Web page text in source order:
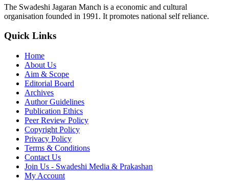
The Swadeshi Jagaran Manch is a economic and cultural
organisation founded in 1991. It promotes national self reliance.
Quick Links
Home
About Us
Aim & Scope
Editorial Board
Archives
Author Guidelines
Publication Ethics
Peer Review Policy
Copyright Policy
Privacy Policy
Terms & Conditions
Contact Us
Join Us - Swadeshi Media & Prakashan
My Account